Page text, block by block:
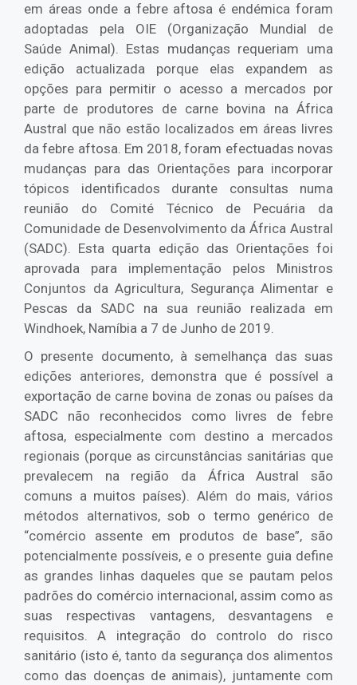
em áreas onde a febre aftosa é endémica foram
adoptadas pela OIE (Organização Mundial de
Saúde Animal). Estas mudanças requeriam uma
edição actualizada porque elas expandem as
opções para permitir o acesso a mercados por
parte de produtores de carne bovina na África
Austral que não estão localizados em áreas livres
da febre aftosa. Em 2018, foram efectuadas novas
mudanças para das Orientações para incorporar
tópicos identificados durante consultas numa
reunião do Comité Técnico de Pecuária da
Comunidade de Desenvolvimento da África Austral
(SADC). Esta quarta edição das Orientações foi
aprovada para implementação pelos Ministros
Conjuntos da Agricultura, Segurança Alimentar e
Pescas da SADC na sua reunião realizada em
Windhoek, Namíbia a 7 de Junho de 2019.
O presente documento, à semelhança das suas
edições anteriores, demonstra que é possível a
exportação de carne bovina de zonas ou países da
SADC não reconhecidos como livres de febre
aftosa, especialmente com destino a mercados
regionais (porque as circunstâncias sanitárias que
prevalecem na região da África Austral são
comuns a muitos países). Além do mais, vários
métodos alternativos, sob o termo genérico de
“comércio assente em produtos de base”, são
potencialmente possíveis, e o presente guia define
as grandes linhas daqueles que se pautam pelos
padrões do comércio internacional, assim como as
suas respectivas vantagens, desvantagens e
requisitos. A integração do controlo do risco
sanitário (isto é, tanto da segurança dos alimentos
como das doenças de animais), juntamente com